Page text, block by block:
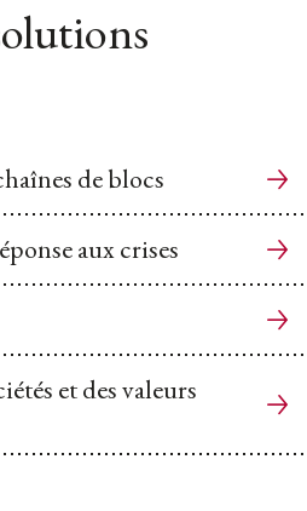
de blocs
aux crises
et des valeurs